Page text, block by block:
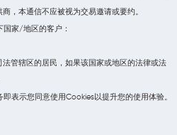
，本通信不应被视为交易邀请或要约。
国家/地区的客户：
管辖区的居民，如果该国家或地区的法律或法
表示您同意使用Cookies以提升您的使用体验。